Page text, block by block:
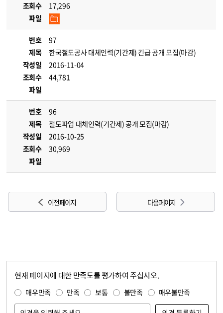
조회수
17,296
파일
번호
97
제목
한국철도공사 대체인력(기간제) 긴급 공개 모집(마감)
작성일
2016-11-04
조회수
44,781
파일
번호
96
제목
철도파업 대체인력(기간제) 공개 모집(마감)
작성일
2016-10-25
조회수
30,969
파일
이전 페이지 다음 페이지
현재 페이지에 대한 만족도를 평가하여 주십시오.
매우만족 만족 보통 불만족 매우불만족